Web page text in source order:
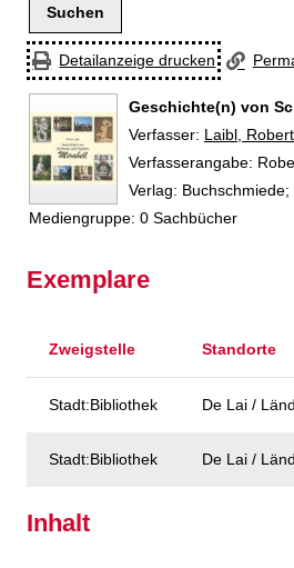
Detailanzeige drucken
Geschichte(n) von
Verfasser: Suche nach
Laibl,
Verfasserangabe:
Verlag:
Mediengruppe: 0 Sachbücher
Exemplare
Zweigstelle Standorte
Stadt:Bibliothek De Lai /
Stadt:Bibliothek De Lai /
Inhalt